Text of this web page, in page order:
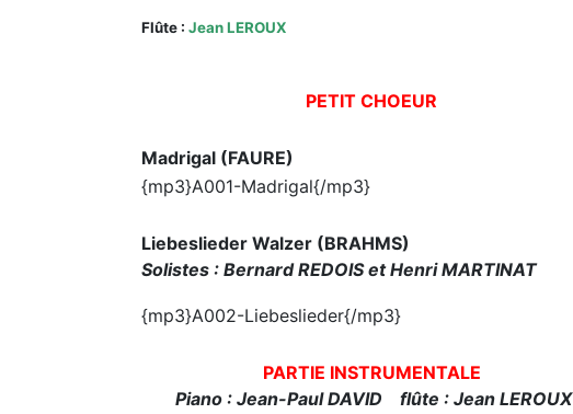
Flûte : Jean LEROUX
PETIT CHOEUR
Madrigal (FAURE)
{mp3}A001-Madrigal{/mp3}
Liebeslieder Walzer (BRAHMS)
Solistes : Bernard REDOIS et Henri MARTINAT
{mp3}A002-Liebeslieder{/mp3}
PARTIE INSTRUMENTALE
Piano : Jean-Paul DAVID flûte : Jean LEROUX